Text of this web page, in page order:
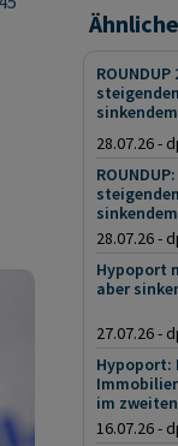
28.07.26 -
28.07.26 -
Hypoport
aber
27.07.26 -
Hypoport:
im
16.07.26 -